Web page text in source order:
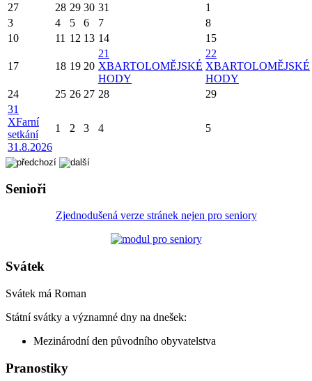
27
28 29 30 31
1
3
4 5 6 7
8
10
11 12 13 14 15
17 18 19 20
21
XBARTOLOMĚJSKÉ
HODY
22
XBARTOLOMĚJSKÉ
HODY
24
25 26 27 28
29
31
XFarní
setkání
31.8.2026
1 2 3 4 5
Senioři
Zjednodušená verze stránek nejen pro seniory
Svátek
Svátek má Roman
Státní svátky a významné dny na dnešek:
Mezinárodní den původního obyvatelstva
Pranostiky